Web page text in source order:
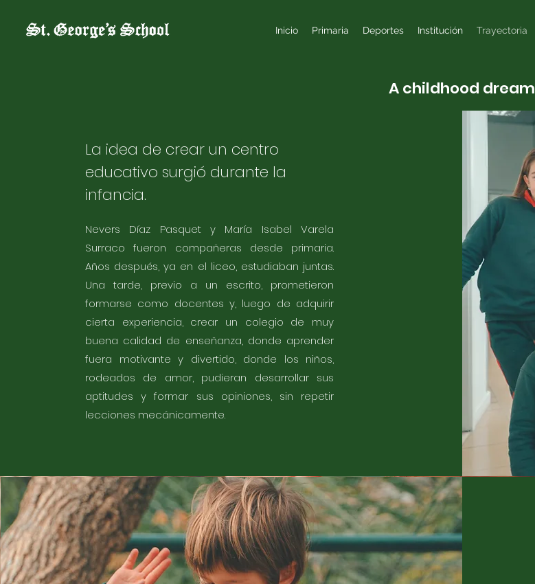
Inicio Primaria Deportes Institución Trayectoria
A childhood dream
La idea de crear un centro
educativo surgió durante la
infancia.
Nevers Díaz Pasquet y María Isabel Varela
Surraco fueron compañeras desde primaria.
Años después, ya en el liceo, estudiaban juntas.
Una tarde, previo a un escrito, prometieron
formarse como docentes y, luego de adquirir
cierta experiencia, crear un colegio de muy
buena calidad de enseñanza, donde aprender
fuera motivante y divertido, donde los niños,
rodeados de amor, pudieran desarrollar sus
aptitudes y formar sus opiniones, sin repetir
lecciones mecánicamente.